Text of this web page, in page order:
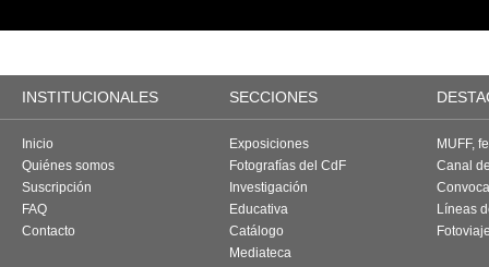
INSTITUCIONALES SECCIONES
Inicio
Quiénes somos
Suscripción
FAQ
Contacto
Exposiciones
Fotografías del CdF
Investigación
Educativa
Catálogo
Mediateca
MUFF,
Canal
Líneas